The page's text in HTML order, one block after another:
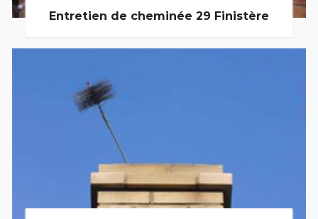
Entretien de cheminée 29 Finistère